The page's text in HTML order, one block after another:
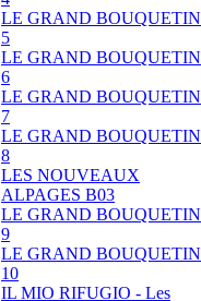
LE GRAND BOUQUETIN
5
LE GRAND BOUQUETIN
6
LE GRAND BOUQUETIN
7
LE GRAND BOUQUETIN
8
LES NOUVEAUX
ALPAGES B03
LE GRAND BOUQUETIN
9
LE GRAND BOUQUETIN
10
IL MIO RIFUGIO - Les